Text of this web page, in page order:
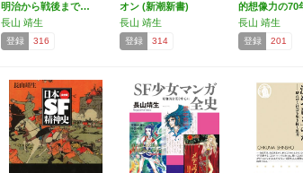
明治から戦後まで…
長山 靖生
登録 316
オン (新潮新書)
長山 靖生
登録 314
的想像力の
長山 靖生
登録 201